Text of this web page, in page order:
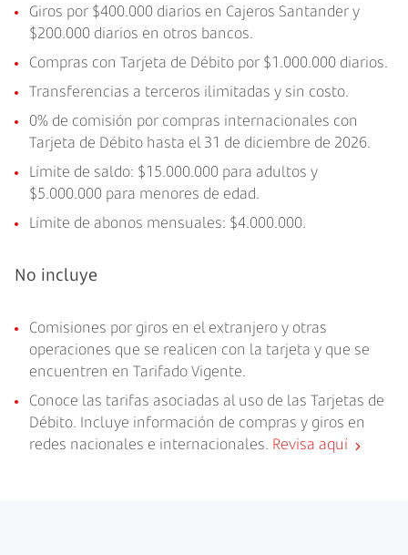
Giros por $400.000 diarios en Cajeros Santander y
$200.000 diarios en otros bancos.
Compras con Tarjeta de Débito por $1.000.000 diarios.
Transferencias a terceros ilimitadas y sin costo.
0% de comisión por compras internacionales con
Tarjeta de Débito hasta el 31 de diciembre de 2026.
Límite de saldo: $15.000.000 para adultos y
$5.000.000 para menores de edad.
Límite de abonos mensuales: $4.000.000.
No incluye
Comisiones por giros en el extranjero y otras
operaciones que se realicen con la tarjeta y que se
encuentren en Tarifado Vigente.
Conoce las tarifas asociadas al uso de las Tarjetas de
Débito. Incluye información de compras y giros en
redes nacionales e internacionales. Revisa aquí